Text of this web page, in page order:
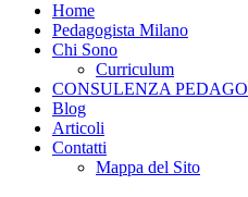
Home
Pedagogista Milano
Chi Sono
Curriculum
CONSULENZA
Blog
Articoli
Contatti
Mappa del Sito